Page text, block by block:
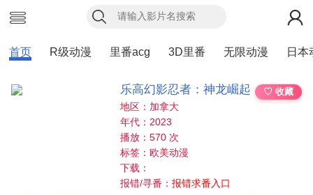
首页 R级动漫 里番acg 3D里番 无限动漫 日本
乐高幻影忍者：神龙崛起
♡ 收藏
地区：加拿大
年代：2023
播放：570 次
标签：欧美动漫
下载：
报错/寻番：报错求番入口